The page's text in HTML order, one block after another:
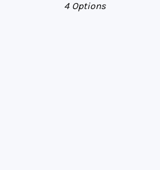
4 Options